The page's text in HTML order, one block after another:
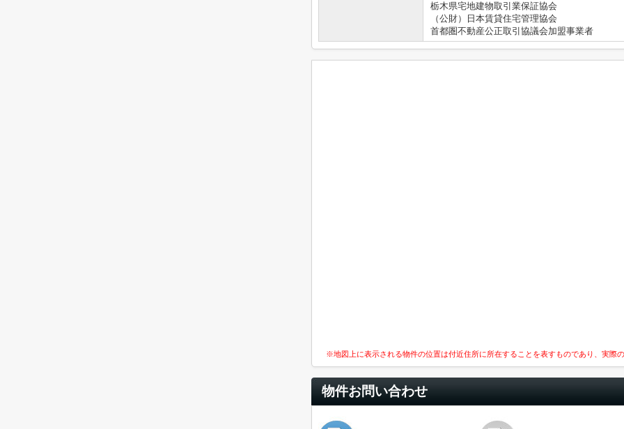
栃木県宅地建物取引業保証協会
（公財）日本賃貸住宅管理協会
首都圏不動産公正取引協議会加盟事業者
※地図上に表示される物件の位置は付近住所に所在することを表すものであり、実際
物件お問い合わせ